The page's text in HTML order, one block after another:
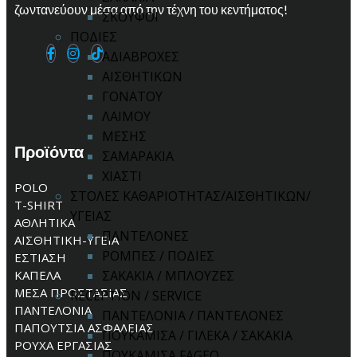
ΣΚΟΥΦΟΙ
ΠΟΔΙΕΣ
ΑΔΙΑΒΡΟΧΕΣ
ΑΙΣΘΗΤΙΚΩΝ
ΓΟΝΑΤΟΥ
ΛΑΙΜΟΥ
ΜΕΣΗΣ
ΣΑΜΑΡΑΚΙΑ
ΧΙΑΣΤΙ
ΣΤΟΛΕΣ ΚΑΘΑΡΙΟΤΗΤΑΣ/ΑΙΣΘΗΤΙΚΩΝ/
ΥΓΕΙΑΣ
ΠΑΝΤΕΛΟΝΕΣ
ΡΟΜΠΕΣ / ΠΟΔΙΕΣ
ΣΑΚΑΚΙΑ / ΜΠΛΟΥΖΕΣ
RECEPTION / SERVICE
ΠΑΝΤΕΛΟΝΙΑ / ΠΑΝΤΕΛΟΝΕΣ
ΠΟΥΚΑΜΙΣΑ / ΓΙΛΕΚΑ / ΣΑΚΑΚΙΑ
ζωντανεύουν μέσα από την τέχνη του κεντήματος!
Προϊόντα
POLO
T-SHIRT
ΑΘΛΗΤΙΚΑ
ΑΙΣΘΗΤΙΚΗ-ΥΓΕΙΑ
ΕΣΤΙΑΣΗ
ΚΑΠΕΛΑ
ΜΕΣΑ ΠΡΟΣΤΑΣΙΑΣ
ΠΑΝΤΕΛΟΝΙΑ
ΠΑΠΟΥΤΣΙΑ ΑΣΦΑΛΕΙΑΣ
ΡΟΥΧΑ ΕΡΓΑΣΙΑΣ